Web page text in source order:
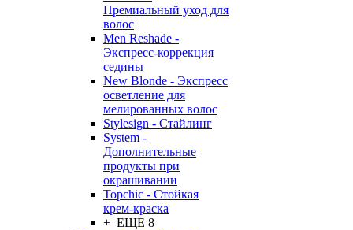
Премиальный уход для
волос
Men Reshade -
Экспресс-коррекция
седины
New Blonde - Экспресс
осветление для
мелированных волос
Stylesign - Стайлинг
System -
Дополнительные
продукты при
окрашивании
Topchic - Стойкая
крем-краска
+ ЕЩЕ 8